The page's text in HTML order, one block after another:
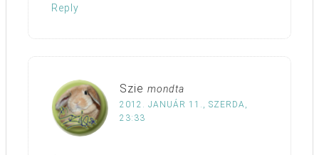
Reply
Szie mondta
2012. JANUÁR 11., SZERDA,
23:33